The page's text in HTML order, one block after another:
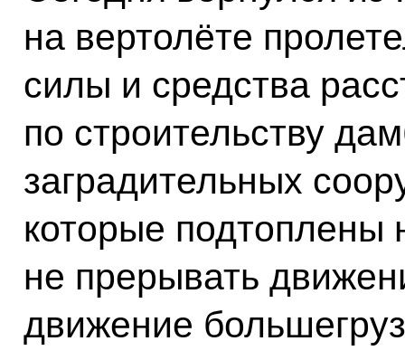
на вертолёте
силы и средства
по строительству
заградительных
которые подтоплены
не прерывать
движение